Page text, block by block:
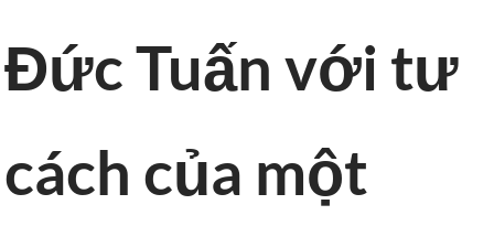
Đức Tuấn với tư
cách của một